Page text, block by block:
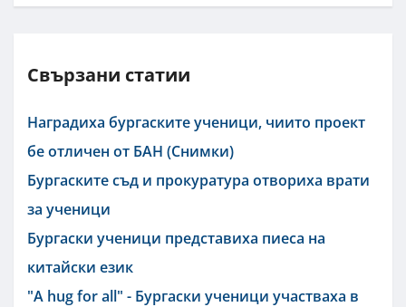
Свързани статии
Наградиха бургаските ученици, чиито проект
бе отличен от БАН (Снимки)
Бургаските съд и прокуратура отвориха врати
за ученици
Бургаски ученици представиха пиеса на
китайски език
"A hug for all" - Бургаски ученици участваха в